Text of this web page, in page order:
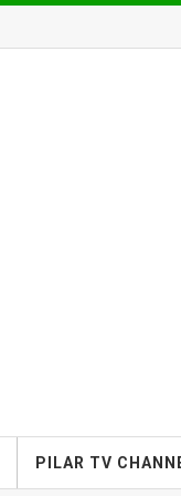
PILAR TV